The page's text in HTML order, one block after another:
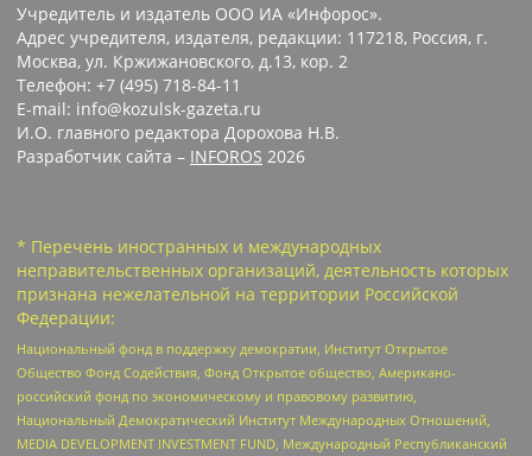
Учредитель и издатель ООО ИА «Инфорос».
Адрес учредителя, издателя, редакции: 117218, Россия, г.
Москва, ул. Кржижановского, д.13, кор. 2
Телефон: +7 (495) 718-84-11
E-mail: info@kozulsk-gazeta.ru
И.О. главного редактора Дорохова Н.В.
Разработчик сайта – INFOROS 2026
* Перечень иностранных и международных
неправительственных организаций, деятельность которых
признана нежелательной на территории Российской
Федерации:
Национальный фонд в поддержку демократии, Институт Открытое
Общество Фонд Содействия, Фонд Открытое общество, Американо-
российский фонд по экономическому и правовому развитию,
Национальный Демократический Институт Международных Отношений,
MEDIA DEVELOPMENT INVESTMENT FUND, Международный Республиканский